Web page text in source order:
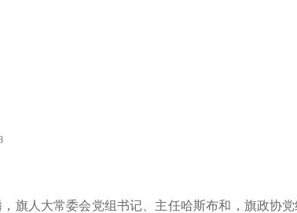
人大常委会党组书记、主任哈斯布和，旗政协